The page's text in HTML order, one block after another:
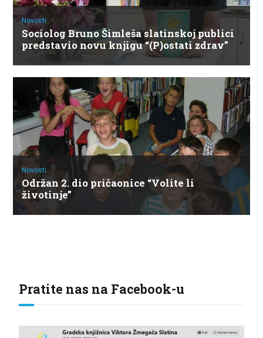
Novosti
Sociolog Bruno Šimleša slatinskoj publici
predstavio novu knjigu “(P)ostati zdrav”
Novosti
Održan 2. dio pričaonice “Volite li
životinje”
Pratite nas na Facebook-u